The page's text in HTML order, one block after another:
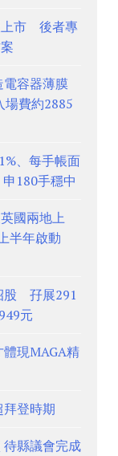
上市 後者專
電容器薄膜
費約2885
、每手帳面
180手穩中
國兩地上
半年啟動
股 孖展291
元
現MAGA精
登時期
縣議會完成